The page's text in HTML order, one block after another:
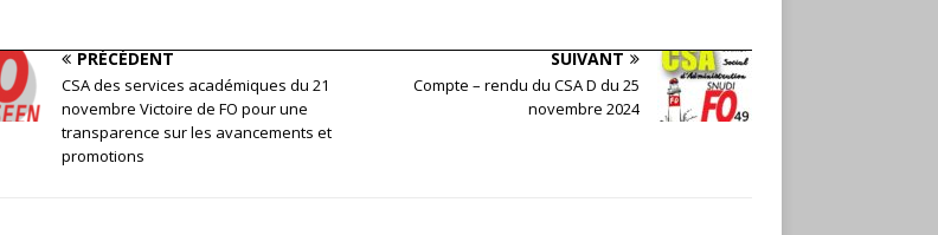
PRÉCÉDENT
CSA des services académiques du 21
novembre Victoire de FO pour une
transparence sur les avancements et
promotions
SUIVANT
Compte – rendu du CSA D du 25
novembre 2024